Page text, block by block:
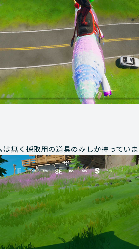
無く採取用の道具のみしか持っていま